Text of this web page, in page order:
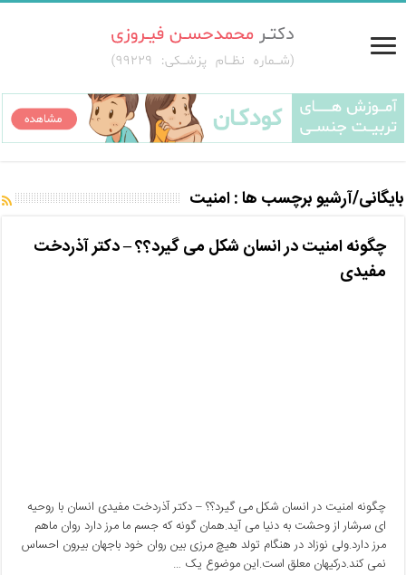
بایگانی/آرشیو برچسب ها :امنیت
چگونه امنیت در انسان شکل می گیرد؟؟ – دکتر آذردخت
مفیدی
چگونه امنیت در انسان شکل می گیرد؟؟ – دکتر آذردخت مفیدی انسان با روحیه
ای سرشار از وحشت به دنیا می آید.همان گونه که جسم ما مرز دارد روان ماهم
مرز دارد.ولی نوزاد در هنگام تولد هیچ مرزی بین روان خود باجهان بیرون احساس
نمی کند.درکیهان معلق است.این موضوع یک …